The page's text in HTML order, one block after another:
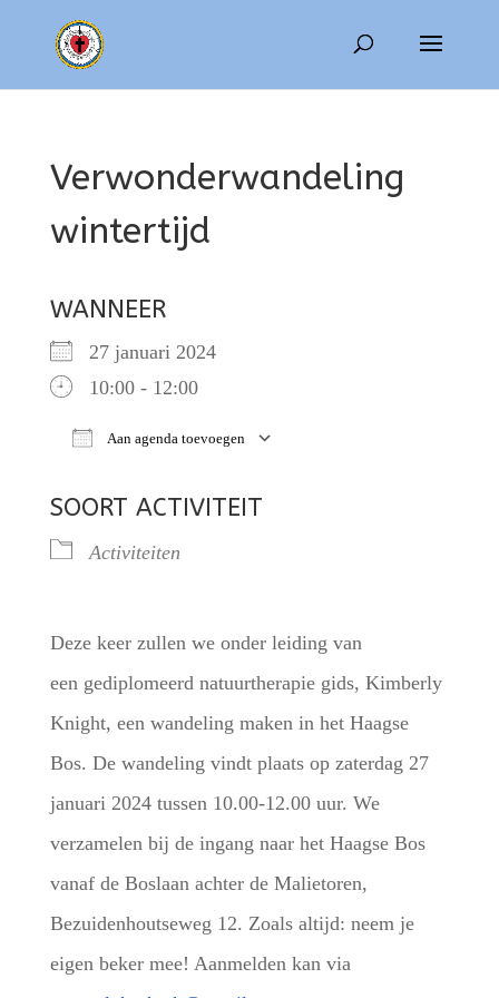
Verwonderwandeling
wintertijd
WANNEER
27 januari 2024
10:00 - 12:00
Aan agenda toevoegen
SOORT ACTIVITEIT
Activiteiten
Deze keer zullen we onder leiding van
een gediplomeerd natuurtherapie gids, Kimberly
Knight, een wandeling maken in het Haagse
Bos. De wandeling vindt plaats op zaterdag 27
januari 2024 tussen 10.00-12.00 uur. We
verzamelen bij de ingang naar het Haagse Bos
vanaf de Boslaan achter de Malietoren,
Bezuidenhoutseweg 12. Zoals altijd: neem je
eigen beker mee! Aanmelden kan via